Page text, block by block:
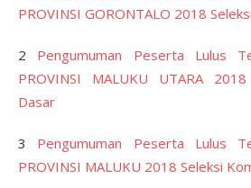
PROVINSI GORONTALO 2018
2 Pengumuman Peserta Lulus
PROVINSI MALUKU UTARA
Dasar
3 Pengumuman Peserta Lulus
PROVINSI MALUKU 2018 Seleksi